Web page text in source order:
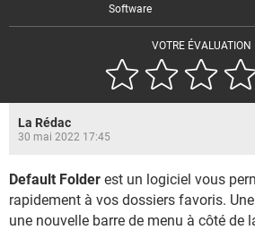
VOTRE ÉVALUATION
Software
La Rédac
30 mai 2022 17:45
Default Folder est un logiciel vous
rapidement à vos dossiers favoris.
une nouvelle barre de menu à côté de